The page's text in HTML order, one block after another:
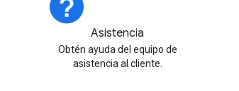
Asistencia
Obtén ayuda del equipo de
asistencia al cliente.